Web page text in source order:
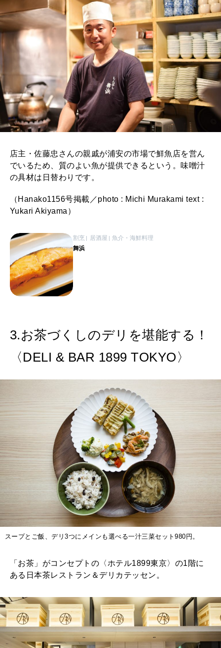
店主・佐藤忠さんの親戚が浦安の市場で鮮魚店を営ん
でいるため、質のよい魚が提供できるという。味噌汁
の具材は日替わりです。
（Hanako1156号掲載／photo : Michi Murakami text :
Yukari Akiyama）
割烹 居酒屋 魚介・海鮮料理
舞浜
3.お茶づくしのデリを堪能する！
〈DELI & BAR 1899 TOKYO〉
スープとご飯、デリ3つにメインも選べる一汁三菜セット980円。
「お茶」がコンセプトの〈ホテル1899東京〉の1階に
ある日本茶レストラン＆デリカテッセン。